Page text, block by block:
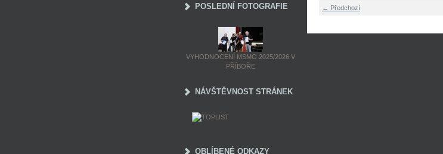
POSLEDNÍ FOTOGRAFIE
VYHODNOCENÍ MSMO 2025/2026 V
PŘÍBOŘE
NÁVŠTĚVNOST STRÁNEK
OBLÍBENÉ ODKAZY
← Předchozí